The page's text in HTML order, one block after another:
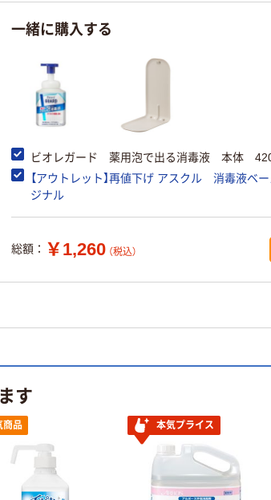
一緒に購入する
ビオレガード 薬用泡で出る消毒液 本体
【アウトレット】再値下げ アスクル 消毒液ベ
ジナル
総額： ￥1,260 （税込）
す
商品 本気プライス